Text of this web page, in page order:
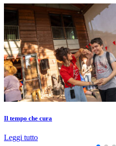
Il tempo che cura
Leggi tutto